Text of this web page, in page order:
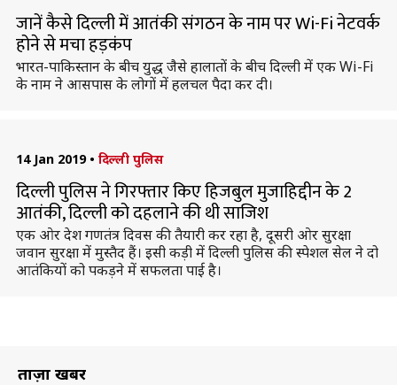
जानें कैसे दिल्ली में आतंकी संगठन के नाम पर Wi-Fi नेटवर्क
होने से मचा हड़कंप
भारत-पाकिस्तान के बीच युद्ध जैसे हालातों के बीच दिल्ली में एक Wi-Fi
के नाम ने आसपास के लोगों में हलचल पैदा कर दी।
14 Jan 2019 • दिल्ली पुलिस
दिल्ली पुलिस ने गिरफ्तार किए हिजबुल मुजाहिद्दीन के 2
आतंकी, दिल्ली को दहलाने की थी साजिश
एक ओर देश गणतंत्र दिवस की तैयारी कर रहा है, दूसरी ओर सुरक्षा
जवान सुरक्षा में मुस्तैद हैं। इसी कड़ी में दिल्ली पुलिस की स्पेशल सेल ने दो
आतंकियों को पकड़ने में सफलता पाई है।
ताज़ा खबरें